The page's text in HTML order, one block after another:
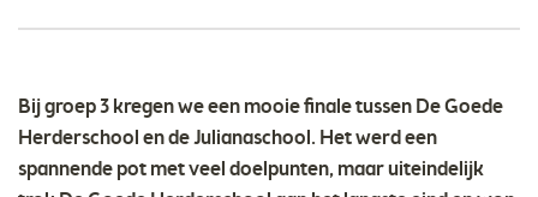
Bij groep 3 kregen we een mooie finale tussen De Goede
Herderschool en de Julianaschool. Het werd een
spannende pot met veel doelpunten, maar uiteindelijk